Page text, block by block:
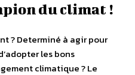
du climat !
? Determiné à agir pour
les bons
climatique ? Le